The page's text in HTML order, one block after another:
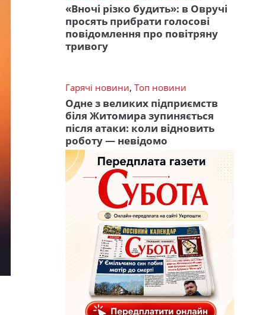
«Вночі різко будить»: в Овручі
просять прибрати голосові
повідомлення про повітряну
тривогу
Гарячі новини, Топ новини
Одне з великих підприємств
біля Житомира зупиняється
після атаки: коли відновить
роботу — невідомо